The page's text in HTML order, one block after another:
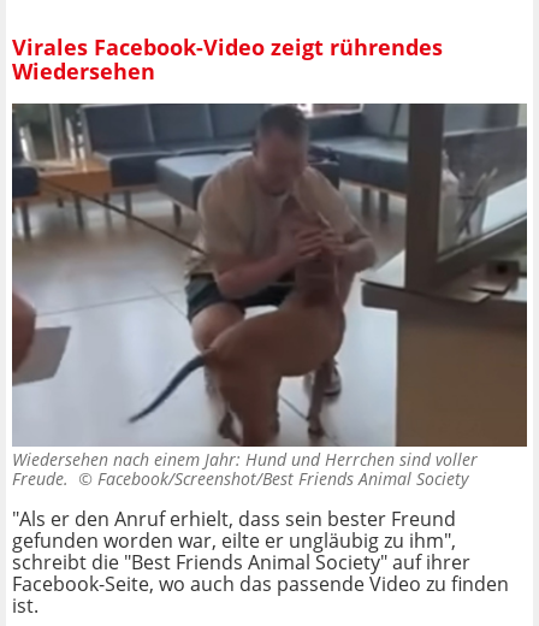
Virales Facebook-Video zeigt rührendes
Wiedersehen
Wiedersehen nach einem Jahr: Hund und Herrchen sind voller
Freude. © Facebook/Screenshot/Best Friends Animal Society
"Als er den Anruf erhielt, dass sein bester Freund
gefunden worden war, eilte er ungläubig zu ihm",
schreibt die "Best Friends Animal Society" auf ihrer
Facebook-Seite, wo auch das passende Video zu finden
ist.